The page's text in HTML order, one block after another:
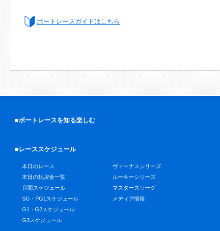
ボートレースガイドはこちら
■ボートレースを知る楽しむ
■レーススケジュール
本日のレース
本日の払戻金一覧
月間スケジュール
SG・PG1スケジュール
G1・G2スケジュール
G3スケジュール
ヴィーナスシリーズ
ルーキーシリーズ
マスターズリーグ
メディア情報